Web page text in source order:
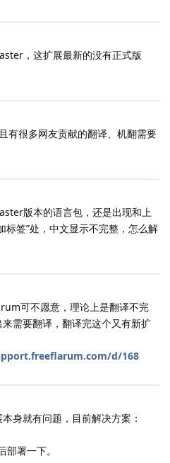
，这扩展最新的没有正式版
有很多网友贡献的翻译、机翻需要
版本的语言包，还是出现和上
标签”处，中文显示不完整，怎么解
可不愿意，理论上是翻译不完
需要翻译，翻译完这个又有新扩
d/168
身就有问题，目前解决方案：
部署一下。